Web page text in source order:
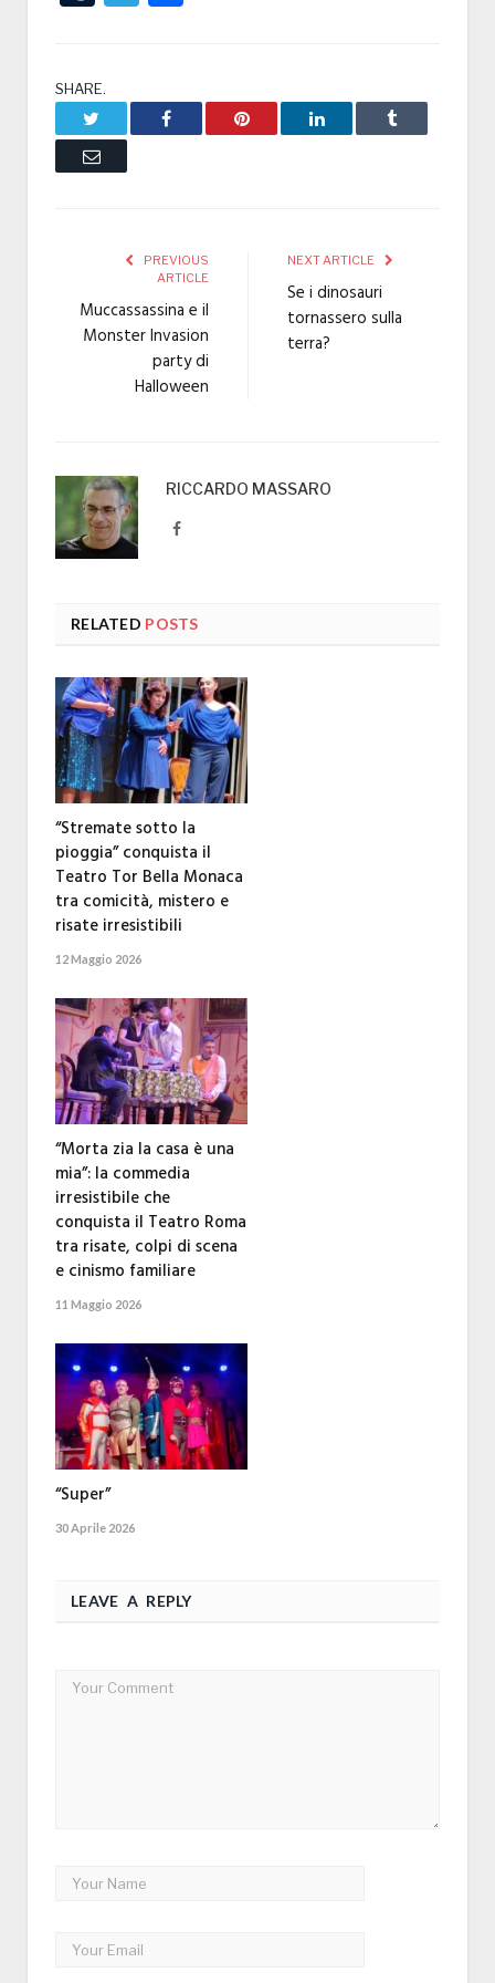
SHARE.
Facebook Pinterest LinkedIn Tumblr
Email
PREVIOUS
ARTICLE
Muccassassina e il
Monster Invasion
party di
Halloween
NEXT ARTICLE
Se i dinosauri
tornassero sulla
terra?
RICCARDO MASSARO
Facebook
RELATED POSTS
“Stremate sotto la
pioggia” conquista il
Teatro Tor Bella Monaca
tra comicità, mistero e
risate irresistibili
12 Maggio 2026
“Morta zia la casa è una
mia”: la commedia
irresistibile che
conquista il Teatro Roma
tra risate, colpi di scena
e cinismo familiare
11 Maggio 2026
“Super”
30 Aprile 2026
LEAVE A REPLY